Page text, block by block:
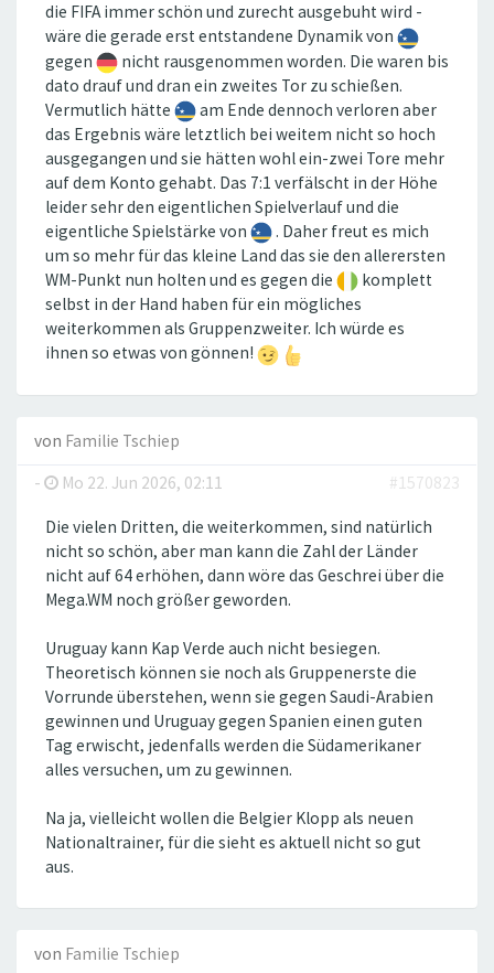
die FIFA immer schön und zurecht ausgebuht wird -
wäre die gerade erst entstandene Dynamik von
gegen
nicht rausgenommen worden. Die waren bis
dato drauf und dran ein zweites Tor zu schießen.
Vermutlich hätte
am Ende dennoch verloren aber
das Ergebnis wäre letztlich bei weitem nicht so hoch
ausgegangen und sie hätten wohl ein-zwei Tore mehr
auf dem Konto gehabt. Das 7:1 verfälscht in der Höhe
leider sehr den eigentlichen Spielverlauf und die
eigentliche Spielstärke von
. Daher freut es mich
um so mehr für das kleine Land das sie den allerersten
WM-Punkt nun holten und es gegen die
komplett
selbst in der Hand haben für ein mögliches
weiterkommen als Gruppenzweiter. Ich würde es
ihnen so etwas von gönnen!
von Familie Tschiep
-
Mo 22. Jun 2026, 02:11 #1570823
Die vielen Dritten, die weiterkommen, sind natürlich
nicht so schön, aber man kann die Zahl der Länder
nicht auf 64 erhöhen, dann wöre das Geschrei über die
Mega.WM noch größer geworden.
Uruguay kann Kap Verde auch nicht besiegen.
Theoretisch können sie noch als Gruppenerste die
Vorrunde überstehen, wenn sie gegen Saudi-Arabien
gewinnen und Uruguay gegen Spanien einen guten
Tag erwischt, jedenfalls werden die Südamerikaner
alles versuchen, um zu gewinnen.
Na ja, vielleicht wollen die Belgier Klopp als neuen
Nationaltrainer, für die sieht es aktuell nicht so gut
aus.
von Familie Tschiep